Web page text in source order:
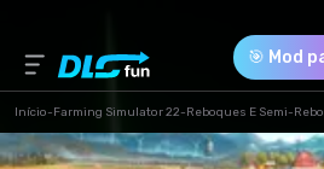
🎯 Mod
Início-Farming Simulator 22-Reboques E Semi-